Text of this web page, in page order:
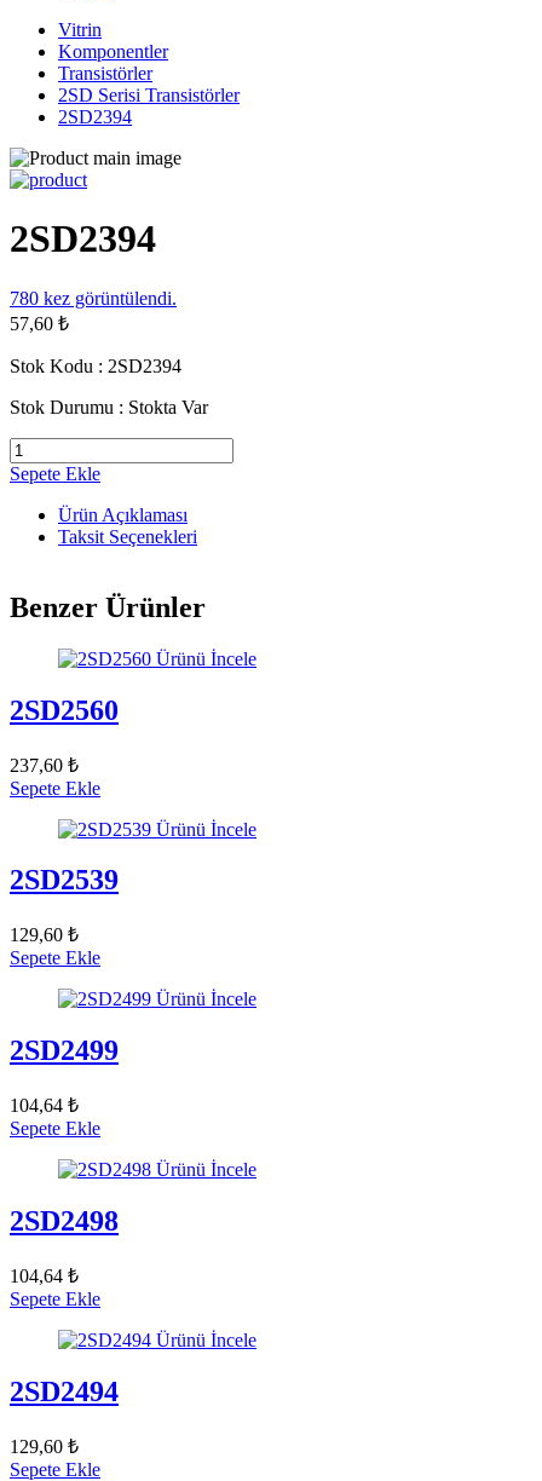
Vitrin
Komponentler
Transistörler
2SD Serisi Transistörler
2SD2394
2SD2394
780 kez görüntülendi.
57,60 ₺
Stok Kodu : 2SD2394
Stok Durumu : Stokta Var
Sepete Ekle
Ürün Açıklaması
Taksit Seçenekleri
Benzer Ürünler
Ürünü İncele
2SD2560
237,60 ₺
Sepete Ekle
Ürünü İncele
2SD2539
129,60 ₺
Sepete Ekle
Ürünü İncele
2SD2499
104,64 ₺
Sepete Ekle
Ürünü İncele
2SD2498
104,64 ₺
Sepete Ekle
Ürünü İncele
2SD2494
129,60 ₺
Sepete Ekle